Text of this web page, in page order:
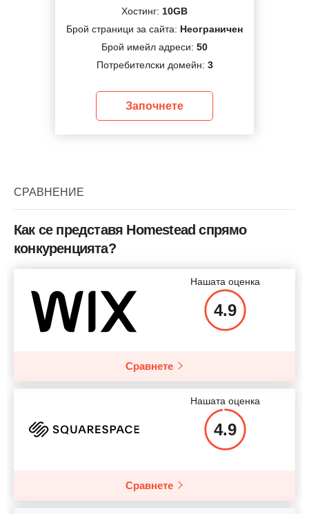
Хостинг: 10GB
Брой страници за сайта: Неограничен
Брой имейл адреси: 50
Потребителски домейн: 3
Започнете
СРАВНЕНИЕ
Как се представя Homestead спрямо
конкуренцията?
Нашата оценка
4.9
Сравнете
Нашата оценка
4.9
Сравнете